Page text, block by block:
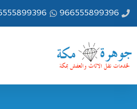
إلى
966555899396